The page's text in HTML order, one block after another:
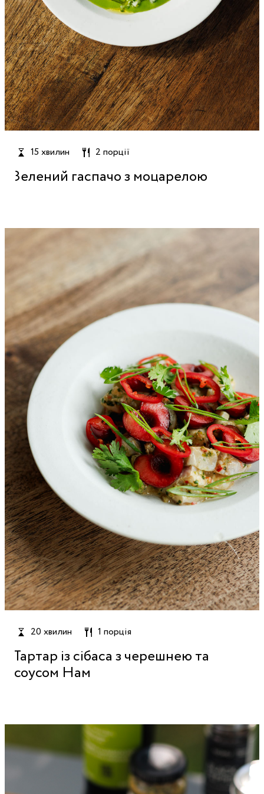
15 хвилин 2 порції
Зелений гаспачо з моцарелою
20 хвилин 1 порція
Тартар із сібаса з черешнею та
соусом Нам